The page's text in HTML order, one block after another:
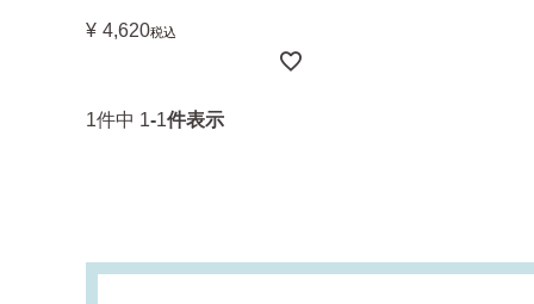
¥ 4,620税込
1件中 1-1件表示